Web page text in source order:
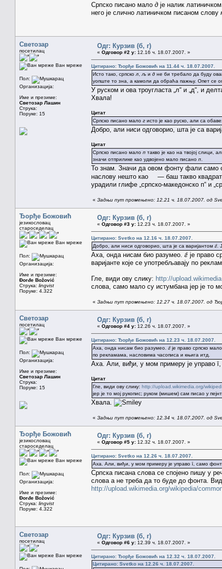
Српско писано мало д је налик
него је слично латиничком писаном слову
Светозар
посетилац
Ван мреже
Пол:
Организација:
Име и презиме:
Светозар Лашин
Струка:
Поруке: 15
Одг: Курзив (б, г)
« Одговор #2 у: 12.16 ч. 18.07.2007. »
Цитирано: Ђорђе Божовић на 11.44 ч. 18.07.2007.
Исто тако, српско л љ и д не би требало да буду
уопште то зна, а камоли да обраћа пажњу. Опет се
У руском и ова троугласта „л“ и „д“, и
Хвала!
Цитат
Српско писано мало г исто је као руско, али са
Добро, али ниси одговорио, шта је са
Цитат
Српско писано мало п такво је као на твојој слици,
значи отприлике као удвојено мало писано п
То знам. Значи да овом фонту фали само
наслову нешто као
— баш такво
урадили глифе „српско-македонско п“ и
« Задњи пут промењено: 12.21 ч. 18.07.2007. од
Ђорђе Божовић
језикословац
староседелац
Ван мреже
Пол:
Организација:
Име и презиме:
Đorđe Božović
Струка: lingvist
Поруке: 4.322
Одг: Курзив (б, г)
« Одговор #3 у: 12.23 ч. 18.07.2007. »
Цитирано: Svetko на 12.16 ч. 18.07.2007.
Добро, али ниси одговорио, шта је са варијантом ƨ̄.
Аха, онда нисам био разумео. ƨ̄ је право
варијанте које се употребљавају по
Гле, види ову слику: http://
слова, само мало су истумбана јер је то
« Задњи пут промењено: 12.27 ч. 18.07.2007. од
Светозар
посетилац
Ван мреже
Пол:
Организација:
Име и презиме:
Светозар Лашин
Струка:
Поруке: 15
Одг: Курзив (б, г)
« Одговор #4 у: 12.26 ч. 18.07.2007. »
Цитирано: Ђорђе Божовић на 12.23 ч. 18.07.2007.
Аха, онда нисам био разумео. ƨ̄је право српско
по рекламама, насловима часописа и књига итд.
Аха. Али, виђи, у мом примеру је управо
Цитат
Гле, види ову слику: http://upload.wikimedia.org/
јер је то мој рукопис; руком (мишем) сам писао у
Хвала.
« Задњи пут промењено: 12.34 ч. 18.07.2007. од
Ђорђе Божовић
језикословац
староседелац
Ван мреже
Пол:
Организација:
Име и презиме:
Đorđe Božović
Струка: lingvist
Поруке: 4.322
Одг: Курзив (б, г)
« Одговор #5 у: 12.32 ч. 18.07.2007. »
Цитирано: Svetko на 12.26 ч. 18.07.2007.
Аха. Али, виђи, у мом примеру је управо ī, само
Српска писана слова се спојено пишу у
слова а не треба да то буде до фонта.
http://upload.wikimedia.org/wikipedia/
Светозар
посетилац
Ван мреже
Одг: Курзив (б, г)
« Одговор #6 у: 12.39 ч. 18.07.2007. »
Цитирано: Ђорђе Божовић на 12.32 ч. 18.07.2007.
Цитирано: Svetko на 12.26 ч. 18.07.2007.